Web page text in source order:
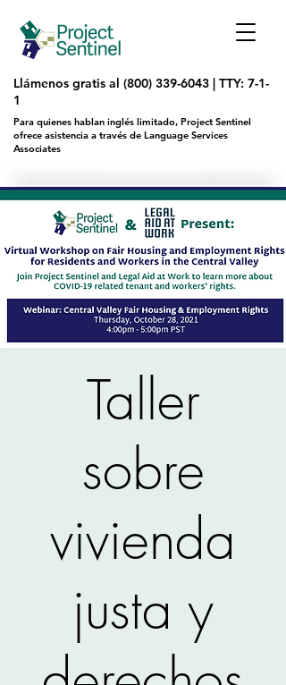
Llámenos gratis al (800) 339-6043 | TTY: 7-1-
1
Para quienes hablan inglés limitado, Project Sentinel
ofrece asistencia a través de Language Services
Associates
Taller
sobre
vivienda
justa y